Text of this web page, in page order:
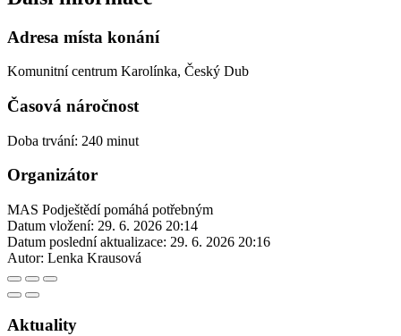
Adresa místa konání
Komunitní centrum Karolínka, Český Dub
Časová náročnost
Doba trvání: 240 minut
Organizátor
MAS Podještědí pomáhá potřebným
Datum vložení: 29. 6. 2026 20:14
Datum poslední aktualizace: 29. 6. 2026 20:16
Autor: Lenka Krausová
Aktuality